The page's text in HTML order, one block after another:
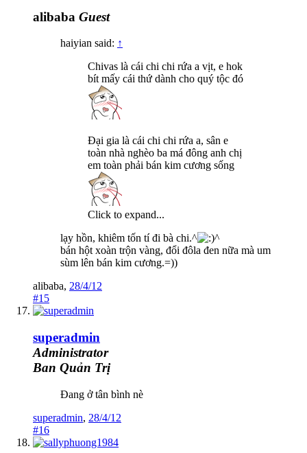
alibaba Guest
haiyian said: ↑
Chivas là cái chi chi rứa a vịt, e hok
bít mấy cái thứ dành cho quý tộc đó
Đại gia là cái chi chi rứa a, sân e
toàn nhà nghèo ba má đông anh chị
em toàn phải bán kim cương sống
Click to expand...
lạy hồn, khiêm tốn tí đi bà chi.^
^
bán hột xoàn trộn vàng, đổi đôla đen nữa mà um
sùm lên bán kim cương.=))
alibaba, 28/4/12
#15
superadmin
Administrator
Ban Quản Trị
Đang ở tân bình nè
superadmin, 28/4/12
#16